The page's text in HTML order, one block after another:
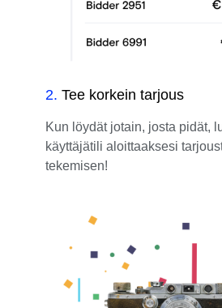
2. Tee korkein tarjous
Kun löydät jotain, josta pidät,
käyttäjätili aloittaaksesi
tekemisen!